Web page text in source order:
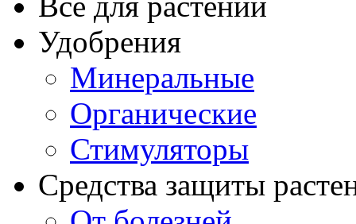
Удобрения
Минеральные
Органические
Стимуляторы
Средства защиты